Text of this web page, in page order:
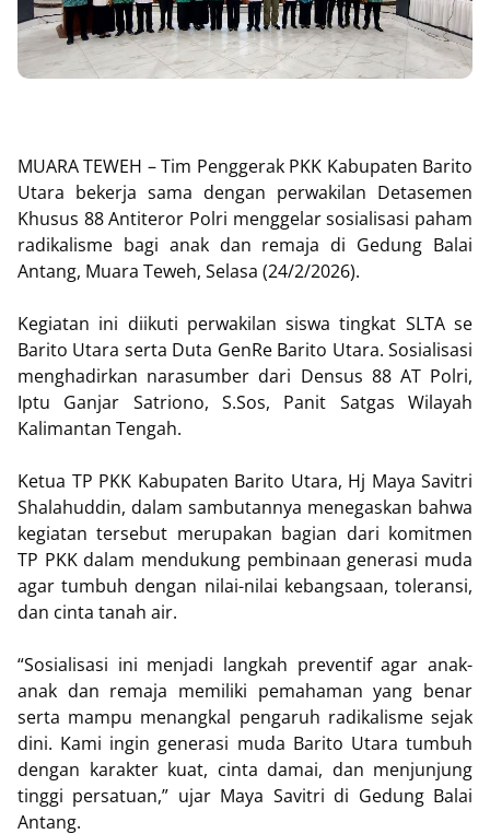
MUARA TEWEH – Tim Penggerak PKK Kabupaten Barito
Utara bekerja sama dengan perwakilan Detasemen
Khusus 88 Antiteror Polri menggelar sosialisasi paham
radikalisme bagi anak dan remaja di Gedung Balai
Antang, Muara Teweh, Selasa (24/2/2026).
Kegiatan ini diikuti perwakilan siswa tingkat SLTA se
Barito Utara serta Duta GenRe Barito Utara. Sosialisasi
menghadirkan narasumber dari Densus 88 AT Polri,
Iptu Ganjar Satriono, S.Sos, Panit Satgas Wilayah
Kalimantan Tengah.
Ketua TP PKK Kabupaten Barito Utara, Hj Maya Savitri
Shalahuddin, dalam sambutannya menegaskan bahwa
kegiatan tersebut merupakan bagian dari komitmen
TP PKK dalam mendukung pembinaan generasi muda
agar tumbuh dengan nilai-nilai kebangsaan, toleransi,
dan cinta tanah air.
“Sosialisasi ini menjadi langkah preventif agar anak-
anak dan remaja memiliki pemahaman yang benar
serta mampu menangkal pengaruh radikalisme sejak
dini. Kami ingin generasi muda Barito Utara tumbuh
dengan karakter kuat, cinta damai, dan menjunjung
tinggi persatuan,” ujar Maya Savitri di Gedung Balai
Antang.